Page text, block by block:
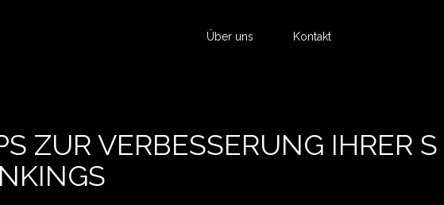
Über uns Kontakt
ZUR VERBESSERUNG IHRER S